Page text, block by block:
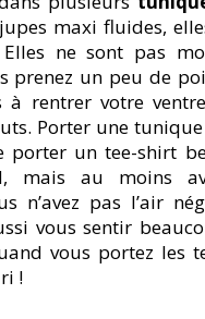
maxi fluides,
ne sont pas
prenez un peu de
à rentrer votre
Porter une tunique
porter un tee-shirt
mais au moins
n’avez pas l’air
vous sentir
vous portez les
!